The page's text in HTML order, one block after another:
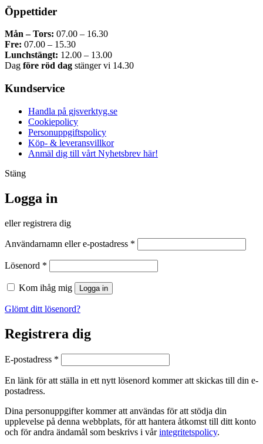
Öppettider
Mån – Tors: 07.00 – 16.30
Fre: 07.00 – 15.30
Lunchstängt: 12.00 – 13.00
Dag före röd dag stänger vi 14.30
Kundservice
Handla på gjsverktyg.se
Cookiepolicy
Personuppgiftspolicy
Köp- & leveransvillkor
Anmäl dig till vårt Nyhetsbrev här!
Stäng
Logga in
eller registrera dig
Användarnamn eller e-postadress *
Lösenord *
Kom ihåg mig Logga in
Glömt ditt lösenord?
Registrera dig
E-postadress *
En länk för att ställa in ett nytt lösenord kommer att skickas till din e-
postadress.
Dina personuppgifter kommer att användas för att stödja din
upplevelse på denna webbplats, för att hantera åtkomst till ditt konto
och för andra ändamål som beskrivs i vårintegritetspolicy.